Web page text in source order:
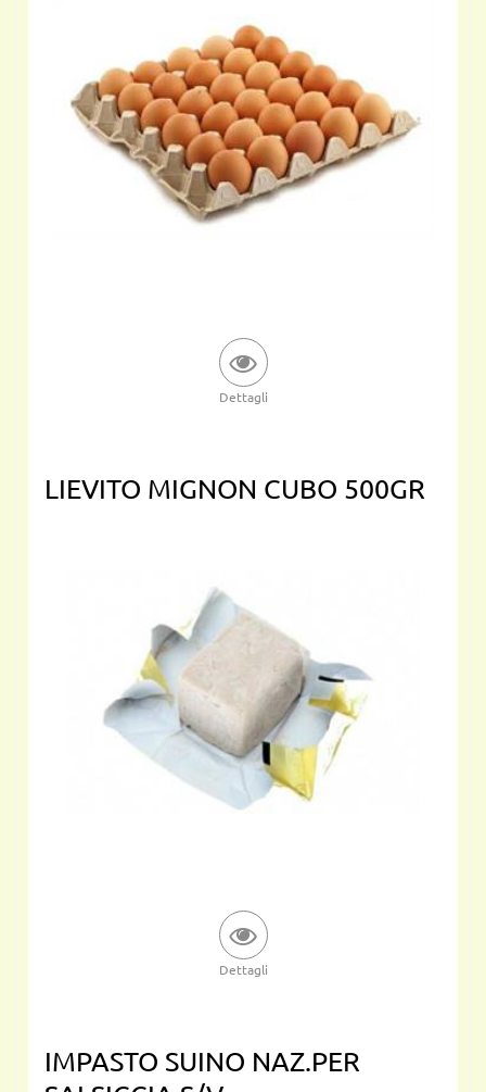
Dettagli
LIEVITO MIGNON CUBO 500GR
Dettagli
IMPASTO SUINO NAZ.PER